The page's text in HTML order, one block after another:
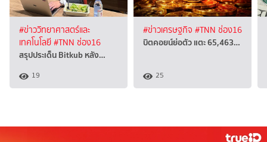
#ข่าววิทยาศาสตร์และ
เทคโนโลยี#TNN ช่อง16
สรุปประเด็น Bitkub หลัง…
19
#ข่าวเศรษฐกิจ #TNN ช่อง16
บิตคอยน์ย่อตัว แตะ 65,463…
25